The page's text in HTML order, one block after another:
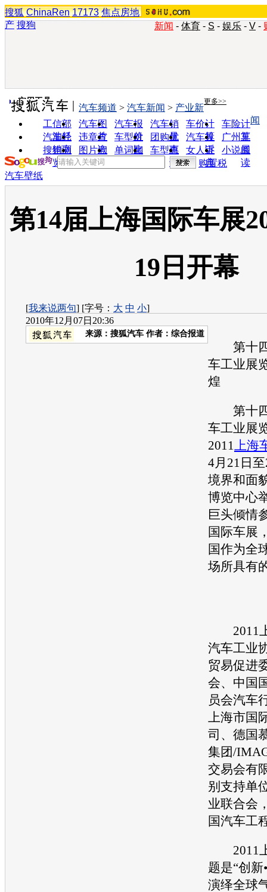
搜狐 ChinaRen 17173 焦点房地
产 搜狗 新闻 - 体育 - S - 娱乐 - V -
实用工具 更多>>
工信部
油耗
汽车图
片
汽车报
价
汽车销
量
车价计
算
车险计
算
汽车经
销商
违章查
询
车型对
比
团购优
惠
汽车投
诉
广州车
展
搜狗浏
览器
图片欣
赏
单词翻
车型查
询
女人宝
典
小说阅
读
汽车频道 > 汽车新闻 > 产业新
闻
购置税
汽车壁纸
第14届上海国际车展
19日开幕
[我来说两句] [字号： 大 中 小]
2010年12月07日20:36
来源： 搜狐汽车 作者：综合报道
第十四
车工业展
煌
第十四
车工业展
2011上海
4月21日
境界和面
博览中心
巨头倾情
国际车展
国作为全
场所具有
2011
汽车工业
贸易促进
会、中国
员会汽车
上海市国
司、德国
集团/
交易会有
别支持单
业联合会
国汽车工
2011
题是“创新
演绎全球